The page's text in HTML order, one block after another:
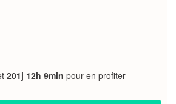
201j 12h 9min pour en profiter